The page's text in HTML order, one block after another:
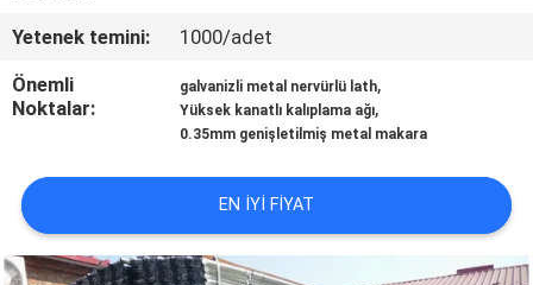
TEKLIF
SITE
HARITASI
Yetenek temini:
1000/adet
Önemli
Noktalar:
galvanizli metal nervürlü lath,
Yüksek kanatlı kalıplama ağı,
0.35mm genişletilmiş metal makara
EN IYI FIYAT